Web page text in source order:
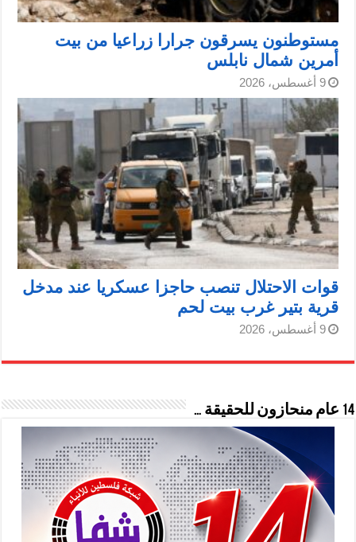
مستوطنون يسرقون جرارا زراعيا من بيت
أمرين شمال نابلس
9 أغسطس، 2026
قوات الاحتلال تنصب حاجزا عسكريا عند مدخل
قرية بتير غرب بيت لحم
9 أغسطس، 2026
14 عام منحازون للحقيقة …